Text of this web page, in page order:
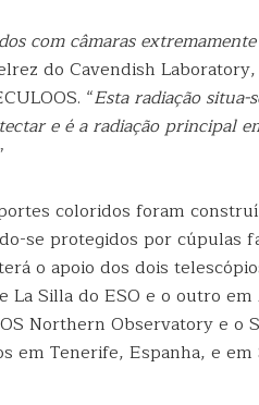
com câmaras
do Cavendish
“Esta radiação
e é a radiação principal
coloridos foram
se protegidos por cúpulas
o apoio dos dois
La Silla do ESO e o outro
Northern Observatory e o
em Tenerife, Espanha, e